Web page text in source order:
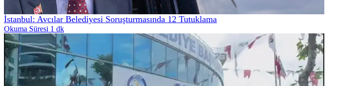
İstanbul: Avcılar Belediyesi Soruşturmasında 12 Tutuklama
Okuma Süresi 1 dk